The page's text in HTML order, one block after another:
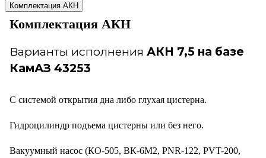
Комплектация АКН
Комплектация АКН
Варианты исполнения АКН 7,5 на базе
КамАЗ 43253
С системой открытия дна либо глухая цистерна.
Гидроцилиндр подъема цистерны или без него.
Вакуумный насос (КО-505, ВК-6М2, PNR-122, PVT-200,